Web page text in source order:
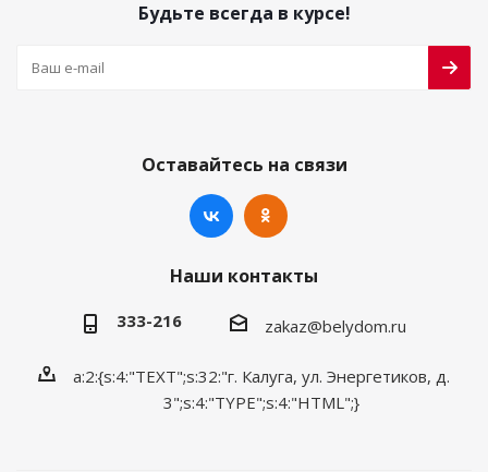
Будьте всегда в курсе!
Оставайтесь на связи
Наши контакты
333-216 zakaz@belydom.ru
a:2:{s:4:"TEXT";s:32:"г. Калуга, ул. Энергетиков, д.
3";s:4:"TYPE";s:4:"HTML";}